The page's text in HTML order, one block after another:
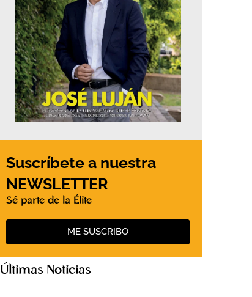
Suscríbete a nuestra
NEWSLETTER
Sé parte de la Élite
ME SUSCRIBO
Últimas Noticias